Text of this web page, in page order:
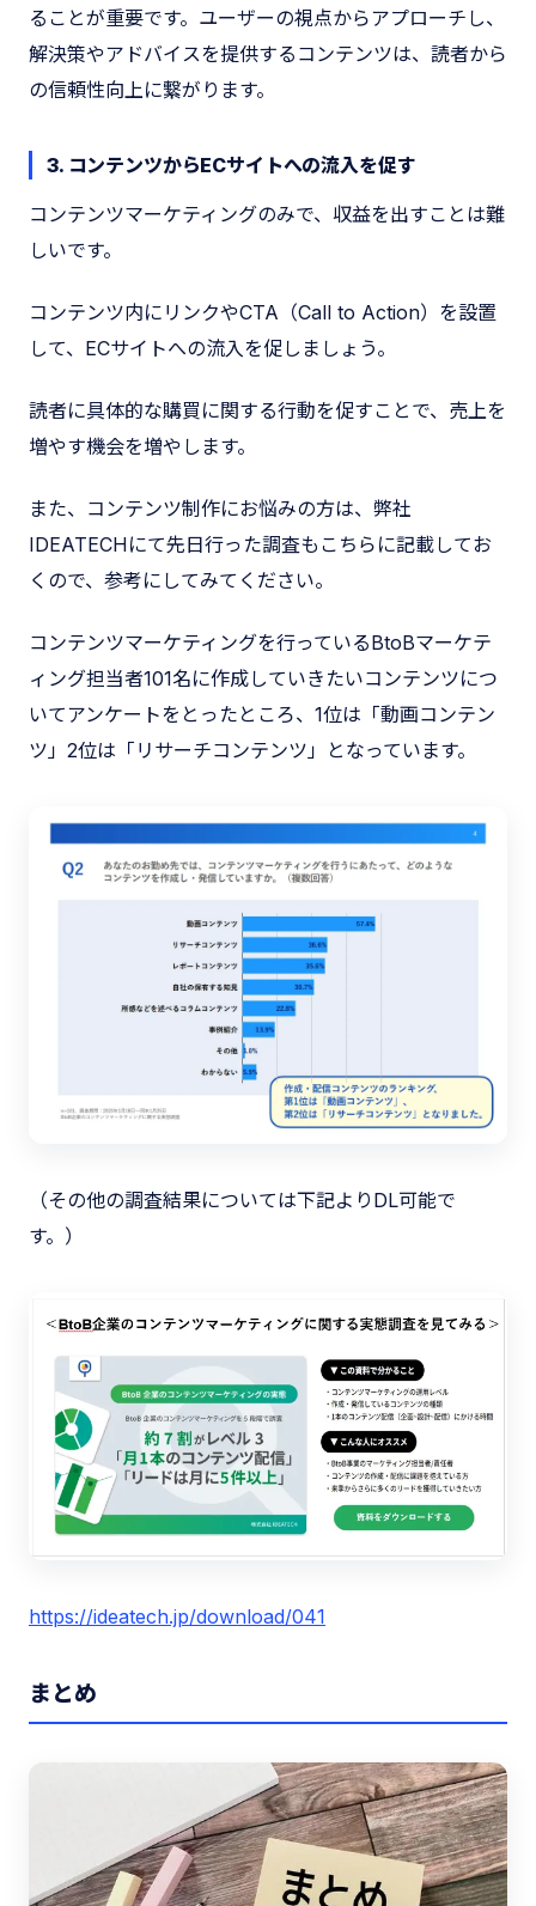
ることが重要です。ユーザーの視点からアプローチし、
解決策やアドバイスを提供するコンテンツは、読者から
の信頼性向上に繋がります。
3. コンテンツからECサイトへの流入を促す
コンテンツマーケティングのみで、収益を出すことは難
しいです。
コンテンツ内にリンクやCTA（Call to Action）を設置
して、ECサイトへの流入を促しましょう。
読者に具体的な購買に関する行動を促すことで、売上を
増やす機会を増やします。
また、コンテンツ制作にお悩みの方は、弊社
IDEATECHにて先日行った調査もこちらに記載してお
くので、参考にしてみてください。
コンテンツマーケティングを行っているBtoBマーケテ
ィング担当者101名に作成していきたいコンテンツにつ
いてアンケートをとったところ、1位は「動画コンテン
ツ」2位は「リサーチコンテンツ」となっています。
（その他の調査結果については下記よりDL可能で
す。）
https://ideatech.jp/download/041
まとめ